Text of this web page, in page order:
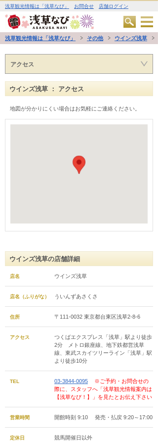
浅草観光情報は「浅草なび」 お問合せ 店舗ログイン
浅草観光情報は「浅草なび」 その他 ウインズ浅草
アクセス
ウインズ浅草 ： アクセス
地図が分かりにくい場合はお気軽にご連絡ください。
ウインズ浅草の店舗詳細
店名 ウインズ浅草
店名（ふりがな） ういんずあさくさ
住所 〒111-0032 東京都台東区浅草2-8-6
アクセス
つくばエクスプレス「浅草」駅より徒歩
2分 メトロ銀座線、地下鉄都営浅草
線、東武スカイツリーライン「浅草」駅
より徒歩10分
TEL 03-3844-0095
※ご予約・お問合せの
際に、スタッフへ「浅草観光情報案内は
【浅草なび！】」を見たとお伝え下さい
営業時間 開館時刻 9:10 発売・払戻 9:20～17:00
定休日 競馬開催日以外